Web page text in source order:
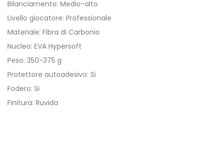
Bilanciamento: Medio-alto
Livello giocatore: Professionale
Materiale: Fibra di Carbonio
Nucleo: EVA Hypersoft
Peso: 350-375 g
Protettore autoadesivo: Si
Fodero: Si
Finitura: Ruvida